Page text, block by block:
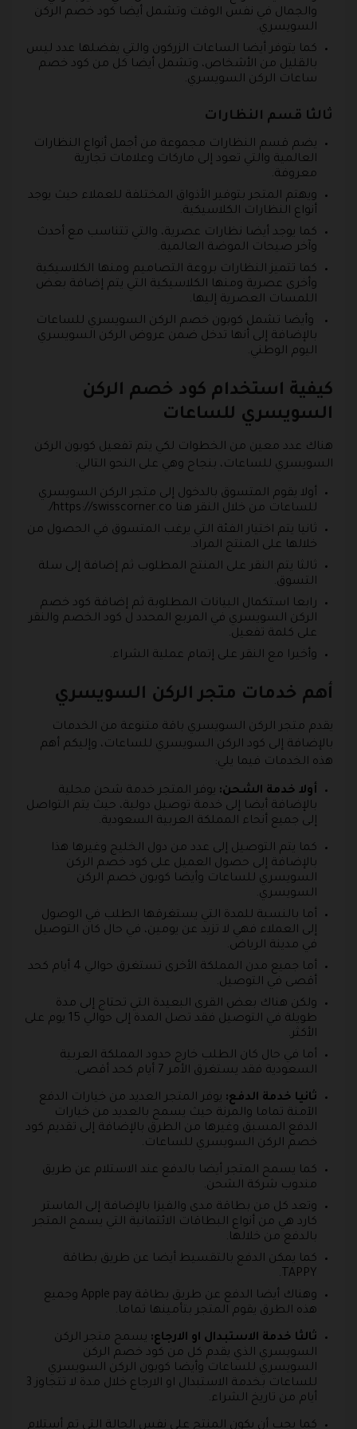
والجمال في نفس الوقت وتشمل أيضا كود خصم الركن
السويسري.
كما يتوفر أيضا الساعات الزركون والتي يفضلها عدد ليس
بالقليل من الأشخاص، وتشمل أيضا كل من كود خصم
ساعات الركن السويسري.
ثالثا قسم النظارات
يضم قسم النظارات مجموعة من أجمل أنواع النظارات
العالمية والتي تعود إلى ماركات وعلامات تجارية
معروفة.
ويهتم المتجر بتوفير الأذواق المختلفة للعملاء حيث يوجد
أنواع النظارات الكلاسيكية.
كما يوجد أيضا نظارات عصرية، والتي تتناسب مع أحدث
وآخر صيحات الموضة العالمية.
كما تتميز النظارات بروعة التصاميم ومنها الكلاسيكية
وأخرى عصرية ومنها الكلاسيكية التي يتم إضافة بعض
اللمسات العصرية إليها.
وأيضا تشمل كوبون خصم الركن السويسري للساعات
بالإضافة إلى أنها تدخل ضمن عروض الركن السويسري
اليوم الوطني.
كيفية استخدام كود خصم الركن
السويسري للساعات
هناك عدد معين من الخطوات لكي يتم تفعيل كوبون الركن
السويسري للساعات، بنجاح وهي على النحو التالي:
أولا يقوم المتسوق بالدخول إلى متجر الركن السويسري
للساعات من خلال النقر هنا https://swisscorner.co/.
ثانيا يتم اختيار الفئة التي يرغب المتسوق في الحصول من
خلالها على المنتج المراد.
ثالثا يتم النقر على المنتج المطلوب ثم إضافة إلى سلة
التسوق.
رابعا استكمال البيانات المطلوبة ثم إضافة كود خصم
الركن السويسري في المربع المحدد ل كود الخصم والنقر
على كلمة تفعيل.
وأخيرا مع النقر على إتمام عملية الشراء.
أهم خدمات متجر الركن السويسري
يقدم متجر الركن السويسري باقة متنوعة من الخدمات
بالإضافة إلى كود الركن السويسري للساعات، وإليكم أهم
هذه الخدمات فيما يلي:
أولا خدمة الشحن: يوفر المتجر خدمة شحن محلية
بالإضافة أيضا إلى خدمة توصيل دولية، حيث يتم التواصل
إلى جميع أنحاء المملكة العربية السعودية.
كما يتم التوصيل إلى عدد من دول الخليج وغيرها هذا
بالإضافة إلى حصول العميل على كود خصم الركن
السويسري للساعات وأيضا كوبون خصم الركن
السويسري.
أما بالنسبة للمدة التي يستغرقها الطلب في الوصول
إلى العملاء فهي لا تزيد عن يومين، في حال كان التوصيل
في مدينة الرياض.
أما جميع مدن المملكة الأخرى تستغرق حوالي 4 أيام كحد
أقصى في التوصيل.
ولكن هناك بعض القرى البعيدة التي تحتاج إلى مدة
طويلة في التوصيل فقد تصل المدة إلى حوالي 15 يوم على
الأكثر.
أما في حال كان الطلب خارج حدود المملكة العربية
السعودية فقد يستغرق الأمر 7 أيام كحد أقصى.
ثانيا خدمة الدفع: يوفر المتجر العديد من خيارات الدفع
الآمنة تماما والمرنة حيث يسمح بالعديد من خيارات
الدفع المسبق وغيرها من الطرق بالإضافة إلى تقديم كود
خصم الركن السويسري للساعات.
كما يسمح المتجر أيضا بالدفع عند الاستلام عن طريق
مندوب شركة الشحن.
وتعد كل من بطاقة مدى والفيزا بالإضافة إلى الماستر
كارد هي من أنواع البطاقات الائتمانية التي يسمح المتجر
بالدفع من خلالها.
كما يمكن الدفع بالتقسيط أيضا عن طريق بطاقة
TAPPY.
وهناك أيضا الدفع عن طريق بطاقة Apple pay وجميع
هذه الطرق يقوم المتجر بتأمينها تماما.
ثالثا خدمة الاستبدال او الارجاع: يسمح متجر الركن
السويسري الذي يقدم كل من كود خصم الركن
السويسري للساعات وأيضا كوبون الركن السويسري
للساعات بخدمة الاستبدال او الارجاع خلال مدة لا تتجاوز 3
أيام من تاريخ الشراء.
كما يجب أن يكون المنتج على نفس الحالة التي تم أستلام